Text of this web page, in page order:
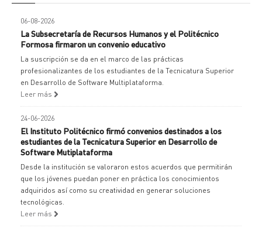
06-08-2026
La Subsecretaría de Recursos Humanos y el Politécnico
Formosa firmaron un convenio educativo
La suscripción se da en el marco de las prácticas
profesionalizantes de los estudiantes de la Tecnicatura Superior
en Desarrollo de Software Multiplataforma.
Leer más
24-06-2026
El Instituto Politécnico firmó convenios destinados a los
estudiantes de la Tecnicatura Superior en Desarrollo de
Software Mutiplataforma
Desde la institución se valoraron estos acuerdos que permitirán
que los jóvenes puedan poner en práctica los conocimientos
adquiridos así como su creatividad en generar soluciones
tecnológicas.
Leer más